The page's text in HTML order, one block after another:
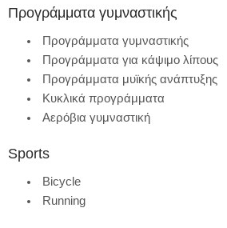
Προγράμματα γυμναστικής
Προγράμματα γυμναστικής
Προγράμματα για κάψιμο λίπους
Προγράμματα μυϊκής ανάπτυξης
Κυκλικά προγράμματα
Αερόβια γυμναστική
Sports
Bicycle
Running